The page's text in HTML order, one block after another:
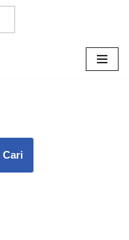
Cari